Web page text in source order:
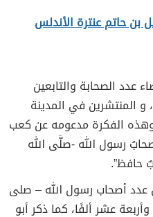
حاتم عنترة الأندلس
عدد الصحابة والتابعين
و المنتشرين في المدينة
الفكرة مدعومه عن كعب
رسول الله -صلَّى الله
حافظ”.
عدد أصحاب رسول الله – صلى
عشر ألفًا، كما ذكر أبو